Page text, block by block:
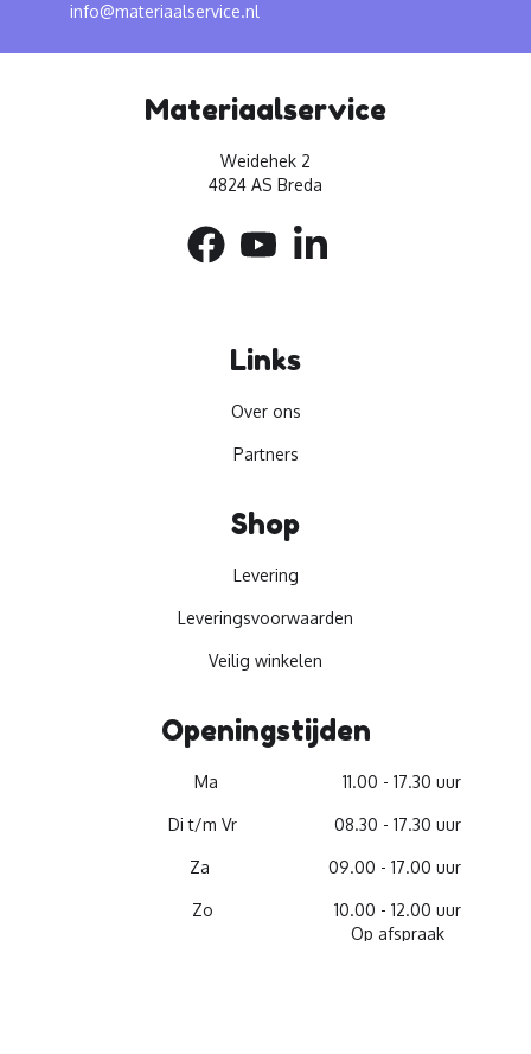
info@materiaalservice.nl
Materiaalservice
Weidehek 2
4824 AS Breda
Links
Over ons
Partners
Shop
Levering
Leveringsvoorwaarden
Veilig winkelen
Openingstijden
Ma 11.00 - 17.30 uur
Di t/m Vr 08.30 - 17.30 uur
Za 09.00 - 17.00 uur
Zo
10.00 - 12.00 uur
Op afspraak